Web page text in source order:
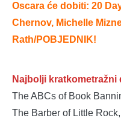
Oscara će dobiti: 20
Chernov, Michelle
Rath/POBJEDNIK!
Najbolji
The ABCs of Book
The Barber of Little